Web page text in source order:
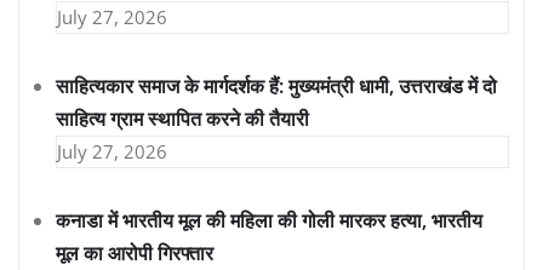
July 27, 2026
साहित्यकार समाज के मार्गदर्शक हैं: मुख्यमंत्री धामी, उत्तराखंड में दो
साहित्य ग्राम स्थापित करने की तैयारी
July 27, 2026
कनाडा में भारतीय मूल की महिला की गोली मारकर हत्या, भारतीय
मूल का आरोपी गिरफ्तार